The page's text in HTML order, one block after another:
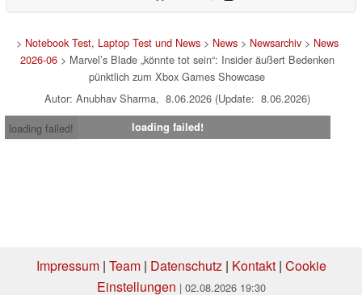
> Notebook Test, Laptop Test und News> News> Newsarchiv> News
2026-06> Marvel’s Blade „könnte tot sein“: Insider äußert Bedenken
pünktlich zum Xbox Games Showcase
Autor: Anubhav Sharma, 8.06.2026 (Update: 8.06.2026)
loading failed!
loading failed!
Impressum| Team| Datenschutz| Kontakt| Cookie
Einstellungen | 02.08.2026 19:30